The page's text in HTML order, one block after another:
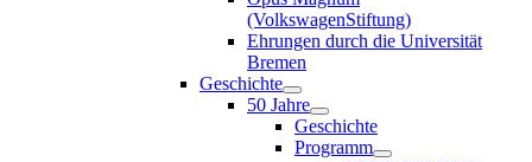
(VolkswagenStiftung)
Ehrungen durch die Universität
Bremen
Geschichte
50 Jahre
Geschichte
Programm